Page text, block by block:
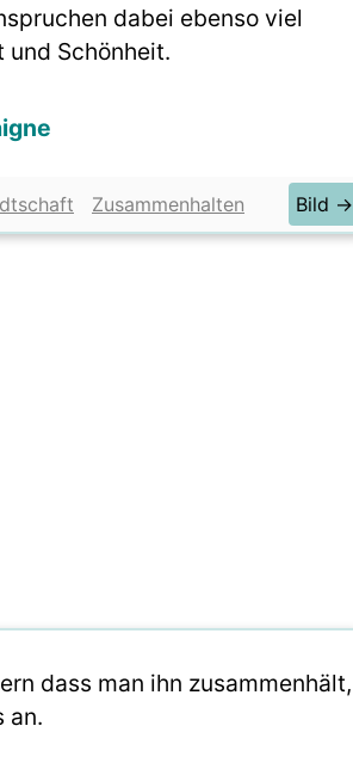
dabei ebenso viel
Schönheit.
Zusammenhalten Bild →
dass man ihn zusammenhält,
an.